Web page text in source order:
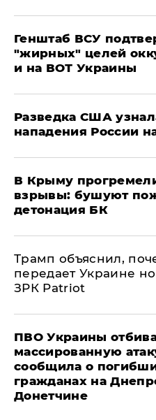
Генштаб ВСУ
"жирных" целей
и на ВОТ Украины
Разведка США
нападения России
В Крыму
взрывы: бушуют
детонация БК
Трамп объяснил,
передает Украине
ЗРК Patriot
ПВО Украины
массированную
сообщила о
гражданах на
Донетчине